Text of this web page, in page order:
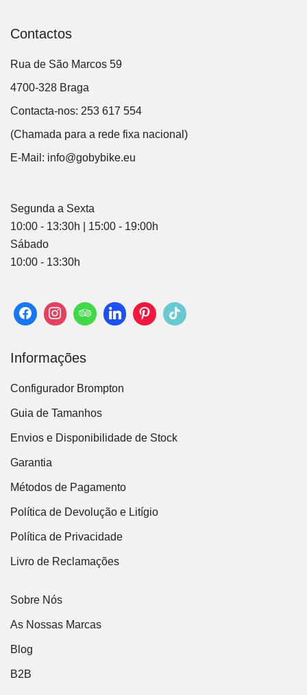
Contactos
Rua de São Marcos 59
4700-328 Braga
Contacta-nos: 253 617 554
(Chamada para a rede fixa nacional)
E-Mail: info@gobybike.eu
Segunda a Sexta
10:00 - 13:30h | 15:00 - 19:00h
Sábado
10:00 - 13:30h
Informações
Configurador Brompton
Guia de Tamanhos
Envios e Disponibilidade de Stock
Garantia
Métodos de Pagamento
Política de Devolução e Litígio
Política de Privacidade
Livro de Reclamações
Sobre Nós
As Nossas Marcas
Blog
B2B